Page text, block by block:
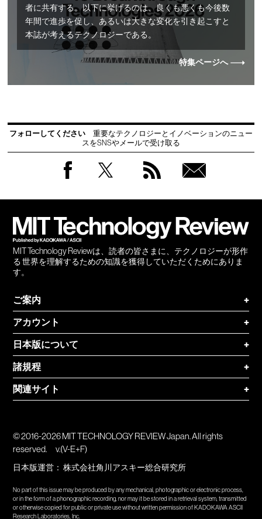
者に共有する。以下に挙げるのは、良くも悪くも今後数
年間で進歩を促し、あるいは大きな変化を引き起こすと
本誌が考えるテクノロジーである。
特集ページへ
フォローしてください
重要なテクノロジーとイノベーションのニュー
スをSNSやメールで受け取る
MIT Technology Reviewは、読者の皆さまに、テクノロジーが形作
る 世界を理解するための知識を獲得していただくためにありま
す。
ご案内
+
アカウント
+
日本版について
+
諸規程
+
関連サイト
+
© 2016-2026 MIT TECHNOLOGY REVIEW Japan. All rights
reserved.
v.(V-E+F)
日本版運営：株式会社角川アスキー総合研究所
No part of this issue may be produced by any mechanical, photographic or electronic process,
or in the form of a phonographic recording, nor may it be stored in a retrieval system, transmitted
or otherwise copied for public or private use without written permission of KADOKAWA ASCII
Research Laboratories, Inc.